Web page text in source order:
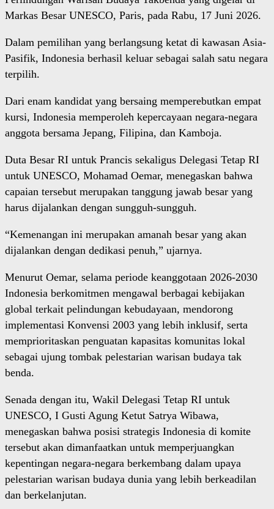
Markas Besar UNESCO, Paris, pada Rabu, 17 Juni 2026.
Dalam pemilihan yang berlangsung ketat di kawasan Asia-
Pasifik, Indonesia berhasil keluar sebagai salah satu negara
terpilih.
Dari enam kandidat yang bersaing memperebutkan empat
kursi, Indonesia memperoleh kepercayaan negara-negara
anggota bersama Jepang, Filipina, dan Kamboja.
Duta Besar RI untuk Prancis sekaligus Delegasi Tetap RI
untuk UNESCO, Mohamad Oemar, menegaskan bahwa
capaian tersebut merupakan tanggung jawab besar yang
harus dijalankan dengan sungguh-sungguh.
“Kemenangan ini merupakan amanah besar yang akan
dijalankan dengan dedikasi penuh,” ujarnya.
Menurut Oemar, selama periode keanggotaan 2026-2030
Indonesia berkomitmen mengawal berbagai kebijakan
global terkait pelindungan kebudayaan, mendorong
implementasi Konvensi 2003 yang lebih inklusif, serta
memprioritaskan penguatan kapasitas komunitas lokal
sebagai ujung tombak pelestarian warisan budaya tak
benda.
Senada dengan itu, Wakil Delegasi Tetap RI untuk
UNESCO, I Gusti Agung Ketut Satrya Wibawa,
menegaskan bahwa posisi strategis Indonesia di komite
tersebut akan dimanfaatkan untuk memperjuangkan
kepentingan negara-negara berkembang dalam upaya
pelestarian warisan budaya dunia yang lebih berkeadilan
dan berkelanjutan.